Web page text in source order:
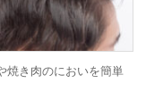
焼き肉のにおいを簡単